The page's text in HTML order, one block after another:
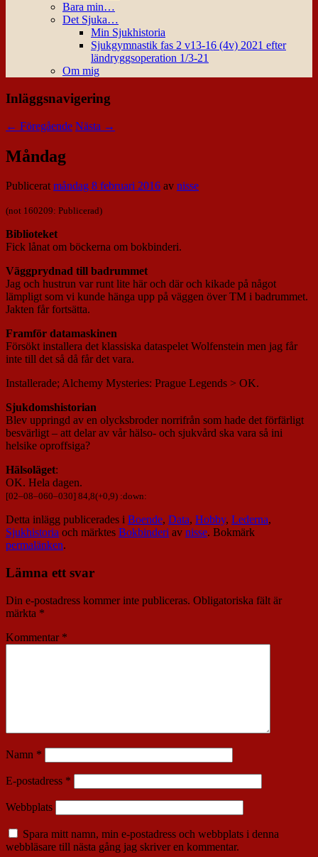
Bara min…
Det Sjuka…
Min Sjukhistoria
Sjukgymnastik fas 2 v13-16 (4v) 2021 efter
ländryggsoperation 1/3-21
Om mig
Inläggsnavigering
← Föregående Nästa →
Måndag
Publiceratmåndag 8 februari 2016 av nisse
(not 160209: Publicerad)
Biblioteket
Fick lånat om böckerna om bokbinderi.
Väggprydnad till badrummet
Jag och hustrun var runt lite här och där och kikade på något
lämpligt som vi kunde hänga upp på väggen över TM i badrummet.
Jakten får fortsätta.
Framför datamaskinen
Försökt installera det klassiska dataspelet Wolfenstein men jag får
inte till det så då får det vara.
Installerade; Alchemy Mysteries: Prague Legends > OK.
Sjukdomshistorian
Blev uppringd av en olycksbroder norrifrån som hade det förfärligt
besvärligt – att delar av vår hälso- och sjukvård ska vara så ini
helsike oproffsiga?
Hälsoläget:
OK. Hela dagen.
[02–08–060–030] 84,8(+0,9) :down:
Detta inlägg publicerades i Boende, Data, Hobby, Lederna,
Sjukhistoria och märktes Bokbinderi av nisse. Bokmärk
permalänken.
Lämna ett svar
Din e-postadress kommer inte publiceras. Obligatoriska fält är
märkta *
Kommentar *
Namn *
E-postadress *
Webbplats
Spara mitt namn, min e-postadress och webbplats i denna
webbläsare till nästa gång jag skriver en kommentar.